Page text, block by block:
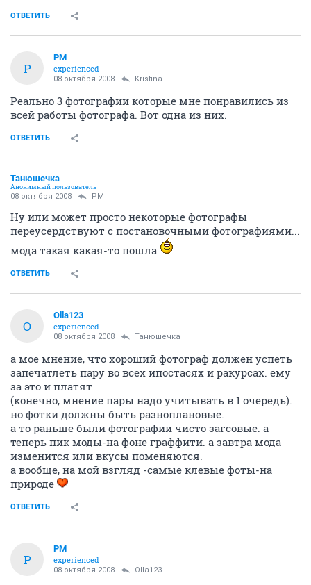
ОТВЕТИТЬ
P
PM
experienced
08 октября 2008 Kristina
Реально 3 фотографии которые мне понравились из
всей работы фотографа. Вот одна из них.
ОТВЕТИТЬ
Танюшечка
Анонимный пользователь
08 октября 2008 PM
Ну или может просто некоторые фотографы
переусердствуют с постановочными фотографиями...
мода такая какая-то пошла
ОТВЕТИТЬ
O
Olla123
experienced
08 октября 2008 Танюшечка
а мое мнение, что хороший фотограф должен успеть
запечатлеть пару во всех ипостасях и ракурсах. ему
за это и платят
(конечно, мнение пары надо учитывать в 1 очередь).
но фотки должны быть разноплановые.
а то раньше были фотографии чисто загсовые. а
теперь пик моды-на фоне граффити. а завтра мода
изменится или вкусы поменяются.
а вообще, на мой взгляд -самые клевые фоты-на
природе
ОТВЕТИТЬ
P
PM
experienced
08 октября 2008 Olla123